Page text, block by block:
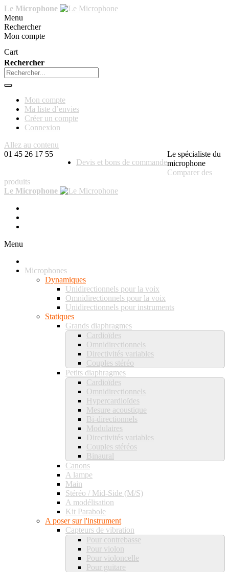
Le Microphone
Menu
Rechercher
Mon compte
Cart
Rechercher
Mon compte
Ma liste d’envies
Créer un compte
Connexion
Allez au contenu
01 45 26 17 55
Devis et bons de commande
Le spécialiste du
microphone
Comparer des
produits
Le Microphone
Menu
Microphones
Dynamiques
Unidirectionnels pour la voix
Omnidirectionnels pour la voix
Unidirectionnels pour instruments
Statiques
Grands diaphragmes
Cardioïdes
Omnidirectionnels
Directivités variables
Couples stéréo
Petits diaphragmes
Cardioïdes
Omnidirectionnels
Hypercardioïdes
Mesure acoustique
Bi-directionnels
Modulaires
Directivités variables
Couples stéréos
Binaural
Canons
A lampe
Main
Stéréo / Mid-Side (M/S)
A modélisation
Kit Parabole
A poser sur l'instrument
Capteurs de vibration
Pour contrebasse
Pour violon
Pour violoncelle
Pour guitare